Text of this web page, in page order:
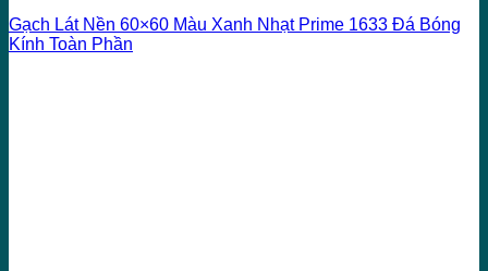
Gạch Lát Nền 60×60 Màu Xanh Nhạt Prime 1633 Đá Bóng
Kính Toàn Phần